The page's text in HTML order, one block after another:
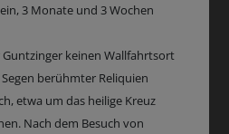
3 Monate und 3 Wochen
keinen Wallfahrtsort
berühmter Reliquien
etwa um das heilige Kreuz
Nach dem Besuch von